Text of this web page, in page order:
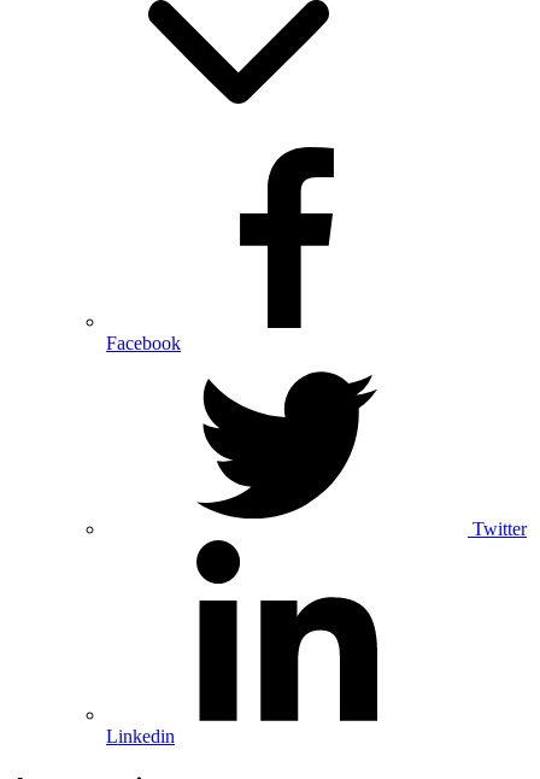
Facebook
Twitter
Linkedin